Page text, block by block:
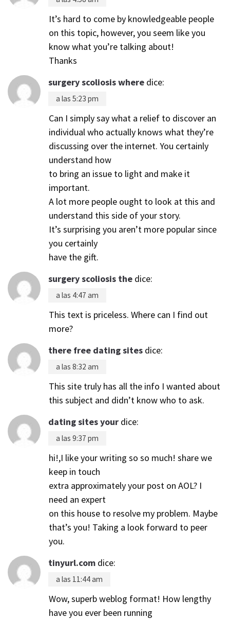
It’s hard to come by knowledgeable people
on this topic, however, you seem like you
know what you’re talking about!
Thanks
surgery scoliosis where dice:
a las 5:23 pm
Can I simply say what a relief to discover an
individual who actually knows what they’re
discussing over the internet. You certainly
understand how
to bring an issue to light and make it
important.
A lot more people ought to look at this and
understand this side of your story.
It’s surprising you aren’t more popular since
you certainly
have the gift.
surgery scoliosis the dice:
a las 4:47 am
This text is priceless. Where can I find out
more?
there free dating sites dice:
a las 8:32 am
This site truly has all the info I wanted about
this subject and didn’t know who to ask.
dating sites your dice:
a las 9:37 pm
hi!,I like your writing so so much! share we
keep in touch
extra approximately your post on AOL? I
need an expert
on this house to resolve my problem. Maybe
that’s you! Taking a look forward to peer
you.
tinyurl.com dice:
a las 11:44 am
Wow, superb weblog format! How lengthy
have you ever been running